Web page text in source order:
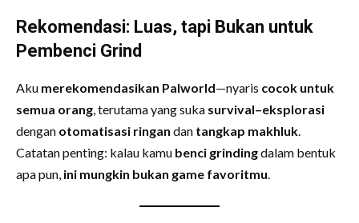
Rekomendasi: Luas, tapi Bukan untuk
Pembenci Grind
Aku merekomendasikan Palworld—nyaris cocok untuk
semua orang, terutama yang suka survival–eksplorasi
dengan otomatisasi ringan dan tangkap makhluk.
Catatan penting: kalau kamu benci grindingdalam bentuk
apa pun, ini mungkin bukan game favoritmu.